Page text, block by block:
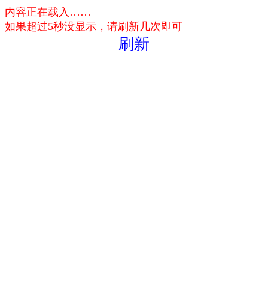
内容正在载入……
如果超过5秒没显示，请刷新几次即可
刷新